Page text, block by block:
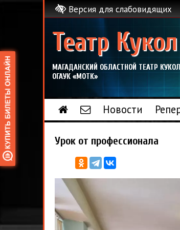
Версия для слабовидящих
Театр Кукол
МАГАДАНСКИЙ ОБЛАСТНОЙ ТЕАТР КУКОЛ
ОГАУК «МОТК»
Новости
Урок от профессионала